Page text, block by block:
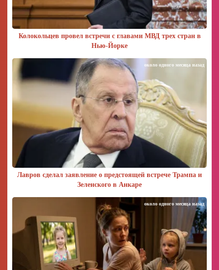
Колокольцев провел встречи с главами МВД трех стран в
Нью-Йорке
Лавров сделал заявление о предстоящей встрече Трампа и
Зеленского в Анкаре
около одного месяца назад
около одного месяца назад